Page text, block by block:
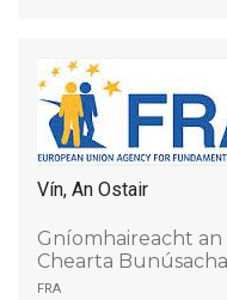
Vín, An Ostair
Gníomhaireacht
Chearta Bunúsacha
fra